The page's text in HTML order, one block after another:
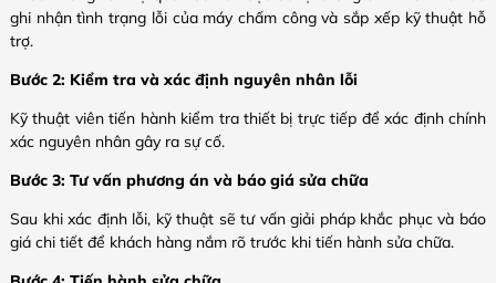
ghi nhận tình trạng lỗi của máy chấm công và sắp xếp kỹ thuật hỗ
trợ.
Bước 2: Kiểm tra và xác định nguyên nhân lỗi
Kỹ thuật viên tiến hành kiểm tra thiết bị trực tiếp để xác định chính
xác nguyên nhân gây ra sự cố.
Bước 3: Tư vấn phương án và báo giá sửa chữa
Sau khi xác định lỗi, kỹ thuật sẽ tư vấn giải pháp khắc phục và báo
giá chi tiết để khách hàng nắm rõ trước khi tiến hành sửa chữa.